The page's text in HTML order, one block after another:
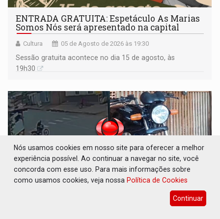
ENTRADA GRATUITA: Espetáculo As Marias
Somos Nós será apresentado na capital
Cultura 05 de Agosto de 2026 às 19:30
Sessão gratuita acontece no dia 15 de agosto, às
19h30
Nós usamos cookies em nosso site para oferecer a melhor
experiência possível. Ao continuar a navegar no site, você
concorda com esse uso. Para mais informações sobre
como usamos cookies, veja nossa Política de Cookies
Continuar